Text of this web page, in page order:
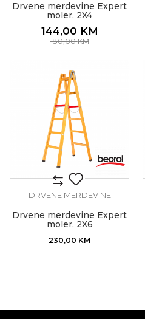
Drvene merdevine Expert
moler, 2X4
144,00 KM
180,00KM
DRVENE MERDEVINE
Drvene merdevine Expert
moler, 2X6
230,00 KM